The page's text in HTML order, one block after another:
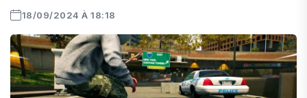
18/09/2024 À 18:18